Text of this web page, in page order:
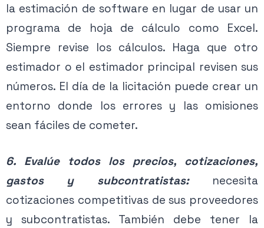
la estimación de software en lugar de usar un
programa de hoja de cálculo como Excel.
Siempre revise los cálculos. Haga que otro
estimador o el estimador principal revisen sus
números. El día de la licitación puede crear un
entorno donde los errores y las omisiones
sean fáciles de cometer.
6. Evalúe todos los precios, cotizaciones,
gastos y subcontratistas:necesita
cotizaciones competitivas de sus proveedores
y subcontratistas. También debe tener la